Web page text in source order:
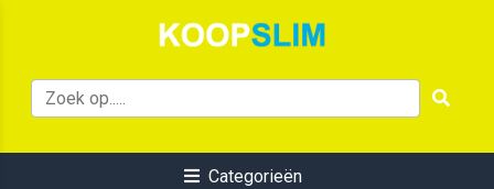
Categorieën